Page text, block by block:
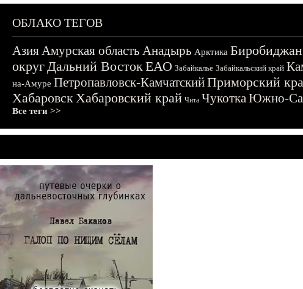
ОБЛАКО ТЕГОВ
АзияАмурская область Анадырь Арктика Биробиджан
округДальний ВостокЕАО Забайкалье Забайкальский край
на-Амуре Петропавловск-КамчатскийПриморский
ХабаровскХабаровский край Чита ЧукоткаЮжно-
Все теги >>